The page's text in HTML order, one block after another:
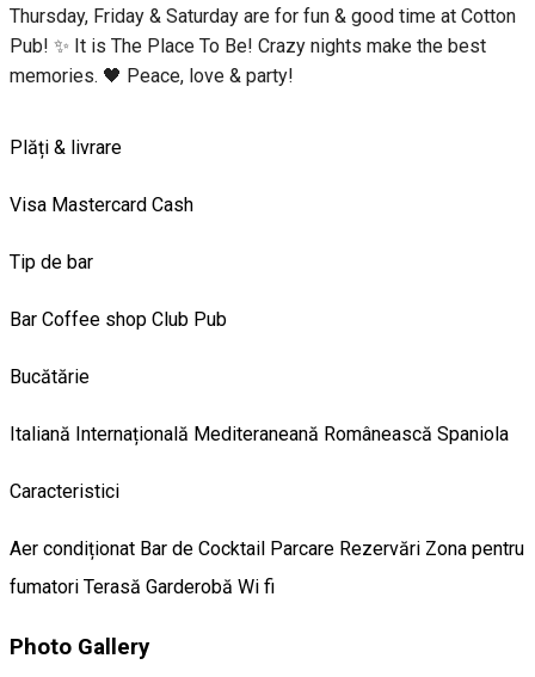
Thursday, Friday & Saturday are for fun & good time at Cotton
Pub! ✨ It is The Place To Be! Crazy nights make the best
memories. 🖤 Peace, love & party!
Plăți & livrare
Visa Mastercard Cash
Tip de bar
Bar Coffee shop Club Pub
Bucătărie
Italiană Internațională Mediteraneană Românească Spaniola
Caracteristici
Aer condiționat Bar de Cocktail Parcare Rezervări Zona pentru
fumatori Terasă Garderobă Wi fi
Photo Gallery